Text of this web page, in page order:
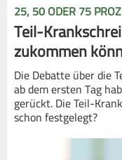
25, 50 ODER 75
Teil-
zukommen
Die Debatte über die
ab dem ersten Tag
gerückt. Die Teil-
schon festgelegt?